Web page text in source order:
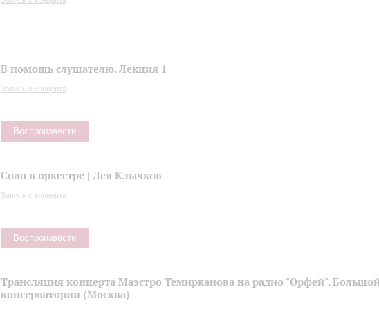
В помощь слушателю. Лекция 1
Запись с концерта
Воспроизвести
Соло в оркестре | Лев Клычков
Запись с концерта
Воспроизвести
Трансляция концерта Маэстро Темирканова на радио "Орфей".
консерватории (Москва)